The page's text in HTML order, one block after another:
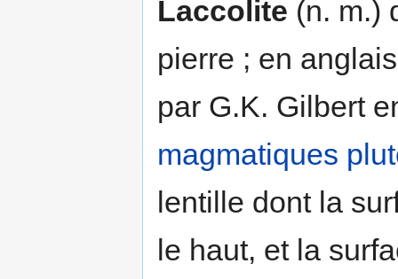
Laccolite (n. m.)
pierre ; en
par G.K. Gilbert
magmatiques
lentille dont la
le haut, et la